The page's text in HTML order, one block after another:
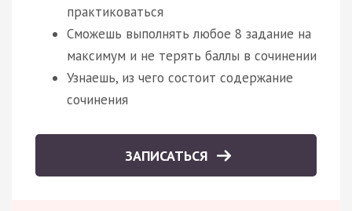
практиковаться
Сможешь выполнять любое 8 задание на
максимум и не терять баллы в сочинении
Узнаешь, из чего состоит содержание
сочинения
ЗАПИСАТЬСЯ